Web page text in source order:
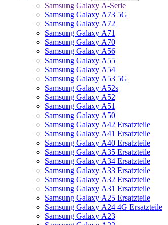
Samsung Galaxy A-Serie
Samsung Galaxy A73 5G
Samsung Galaxy A72
Samsung Galaxy A71
Samsung Galaxy A70
Samsung Galaxy A56
Samsung Galaxy A55
Samsung Galaxy A54
Samsung Galaxy A53 5G
Samsung Galaxy A52s
Samsung Galaxy A52
Samsung Galaxy A51
Samsung Galaxy A50
Samsung Galaxy A42 Ersatzteile
Samsung Galaxy A41 Ersatzteile
Samsung Galaxy A40 Ersatzteile
Samsung Galaxy A35 Ersatzteile
Samsung Galaxy A34 Ersatzteile
Samsung Galaxy A33 Ersatzteile
Samsung Galaxy A32 Ersatzteile
Samsung Galaxy A31 Ersatzteile
Samsung Galaxy A25 Ersatzteile
Samsung Galaxy A24 4G Ersatzteile
Samsung Galaxy A23